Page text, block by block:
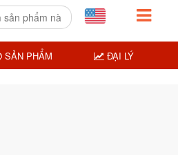
SẢN PHẨM ĐẠI LÝ